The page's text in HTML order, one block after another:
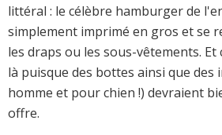
littéral : le célèbre hamburger de
simplement imprimé en gros et se
les draps ou les sous-vêtements. Et
là puisque des bottes ainsi que
homme et pour chien !) devraient
offre.